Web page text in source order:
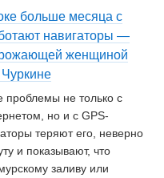
больше месяца с
навигаторы —
женщиной
проблемы не только с
но и с GPS-
теряют его, неверно
и показывают, что
заливу или